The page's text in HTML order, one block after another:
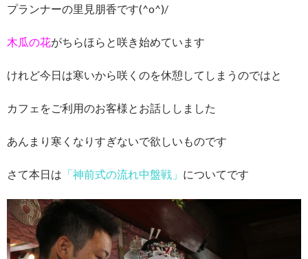
プランナーの里見朋香です(^o^)/
木瓜の花がちらほらと咲き始めています
けれど今日は寒いから咲くのを休憩してしまうのではと
カフェをご利用のお客様とお話ししました
あんまり寒くなりすぎないで欲しいものです
さて本日は 「神前式の流れ中盤戦」 についてです